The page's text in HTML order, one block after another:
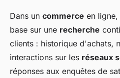
Dans un commerce en
base sur une recherche
clients : historique d'achats,
interactions sur les réseaux
réponses aux enquêtes de